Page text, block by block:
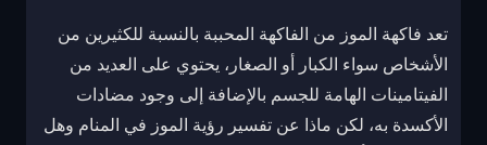
تعد فاكهة الموز من الفاكهة المحببة بالنسبة للكثيرين من
الأشخاص سواء الكبار أو الصغار، يحتوي على العديد من
الفيتامينات الهامة للجسم بالإضافة إلى وجود مضادات
الأكسدة به، لكن ماذا عن تفسير رؤية الموز في المنام وهل